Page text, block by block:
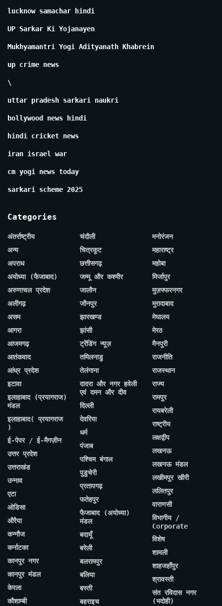
lucknow samachar hindi
UP Sarkar Ki Yojanayen
Mukhyamantri Yogi Adityanath Khabrein
up crime news
\
uttar pradesh sarkari naukri
bollywood news hindi
hindi cricket news
iran israel war
cm yogi news today
sarkari scheme 2025
Categories
अंतर्राष्ट्रीय
अन्य
अपराध
अयोध्या (फैजाबाद)
अरुणाचल प्रदेश
अलीगढ़
असम
आगरा
आजमगढ़
आतंकवाद
आंध्र प्रदेश
इटावा
इलाहाबाद (प्रयागराज)
मंडल
इलाहाबाद( प्रयागराज
)
ई-पेपर / ई-मैगज़ीन
उत्तर प्रदेश
उत्तराखंड
उन्नाव
एटा
ओडिसा
औरैया
कन्नौज
कर्नाटका
कानपुर नगर
कानपुर मंडल
केरला
कौशाम्बी
चंदौली
चित्रकूट
छत्तीसगढ़
जम्मू और कश्मीर
जालौन
जौनपुर
झारखण्ड
झांसी
ट्रेंडिंग न्यूज़
तमिलनाडु
तेलंगाना
दादरा और नगर हवेली
एवं दमन और दीव
दिल्ली
देवरिया
धर्म
पंजाब
पश्चिम बंगाल
पुडुचेरी
प्रतापगढ़
फतेहपुर
फैजाबाद (अयोध्या)
मंडल
बदायूँ
बरेली
बलरामपुर
बलिया
बस्ती
बहराइच
मनोरंजन
महाराष्ट्र
महोबा
मिर्जापुर
मुज़फ्फरनगर
मुरादाबाद
मेघालय
मेरठ
मैनपुरी
राजनीति
राजस्थान
राज्य
रामपुर
रायबरेली
राष्ट्रीय
लक्षद्वीप
लखनऊ
लखनऊ मंडल
लखीमपुर खीरी
ललितपुर
वाराणसी
विभागीय /
Corporate
विशेष
शामली
शाहजहाँपुर
श्रावस्ती
संत रविदास नगर
(भदोही)